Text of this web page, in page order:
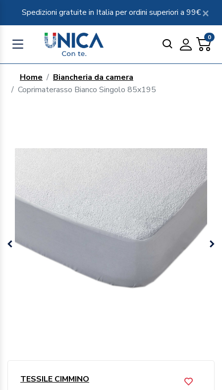
Spedizioni gratuite in Italia per ordini superiori a 99€
0
Home
Biancheria da camera
Coprimaterasso Bianco Singolo 85x195
TESSILE CIMMINO